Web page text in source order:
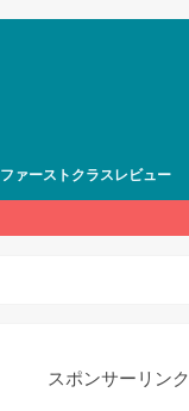
ファーストクラスレビュー
スポンサーリンク